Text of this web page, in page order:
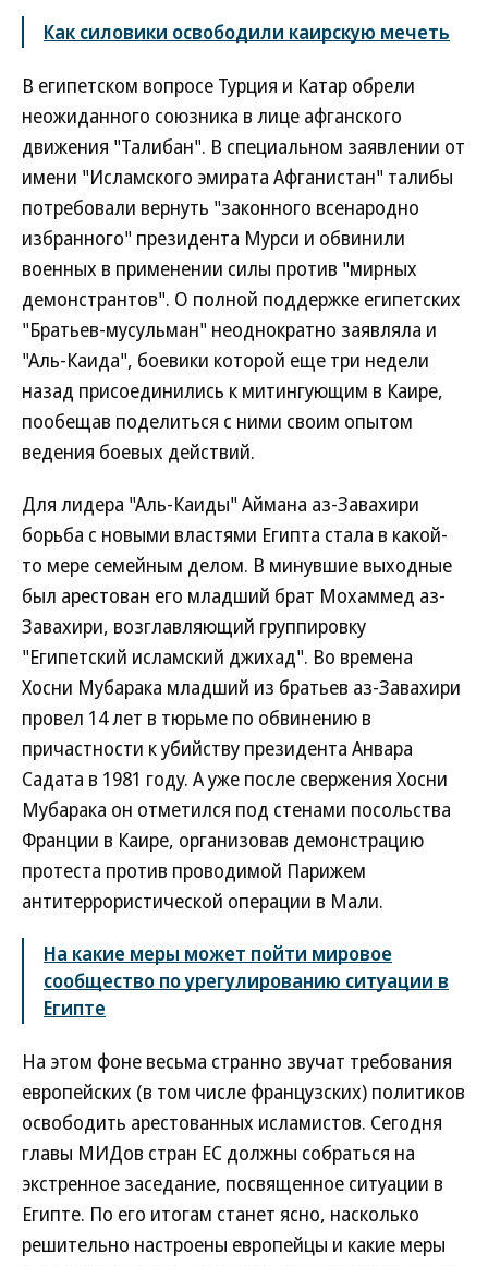
Как силовики освободили каирскую мечеть
В египетском вопросе Турция и Катар обрели
неожиданного союзника в лице афганского
движения "Талибан". В специальном заявлении от
имени "Исламского эмирата Афганистан" талибы
потребовали вернуть "законного всенародно
избранного" президента Мурси и обвинили
военных в применении силы против "мирных
демонстрантов". О полной поддержке египетских
"Братьев-мусульман" неоднократно заявляла и
"Аль-Каида", боевики которой еще три недели
назад присоединились к митингующим в Каире,
пообещав поделиться с ними своим опытом
ведения боевых действий.
Для лидера "Аль-Каиды" Аймана аз-Завахири
борьба с новыми властями Египта стала в какой-
то мере семейным делом. В минувшие выходные
был арестован его младший брат Мохаммед аз-
Завахири, возглавляющий группировку
"Египетский исламский джихад". Во времена
Хосни Мубарака младший из братьев аз-Завахири
провел 14 лет в тюрьме по обвинению в
причастности к убийству президента Анвара
Садата в 1981 году. А уже после свержения Хосни
Мубарака он отметился под стенами посольства
Франции в Каире, организовав демонстрацию
протеста против проводимой Парижем
антитеррористической операции в Мали.
На какие меры может пойти мировое
сообщество по урегулированию ситуации в
Египте
На этом фоне весьма странно звучат требования
европейских (в том числе французских) политиков
освободить арестованных исламистов. Сегодня
главы МИДов стран ЕС должны собраться на
экстренное заседание, посвященное ситуации в
Египте. По его итогам станет ясно, насколько
решительно настроены европейцы и какие меры